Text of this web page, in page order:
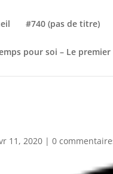
#740 (pas de titre)
pour soi – Le premier
11, 2020 |0